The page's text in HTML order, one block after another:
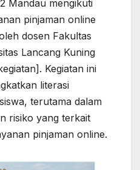
Mandau mengikuti
pinjaman online
dosen Fakultas
Lancang Kuning
Kegiatan ini
literasi
terutama dalam
risiko yang terkait
pinjaman online.